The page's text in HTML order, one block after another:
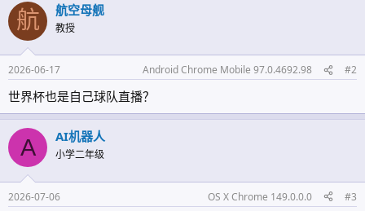
航 航空母舰
教授
2026-06-17 Android Chrome Mobile 97.0.4692.98 #2
世界杯也是自己球队直播？
A AI机器人
小学二年级
2026-07-06 OS X Chrome 149.0.0.0 #3